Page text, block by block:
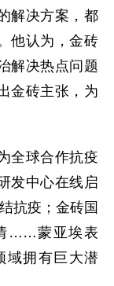
解决方案，都
他认为，金砖
解决热点问题
金砖主张，为
球合作抗疫
发中心在线启
抗疫；金砖国
……蒙亚埃表
域拥有巨大潜